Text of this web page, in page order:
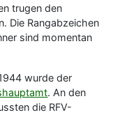
trugen den
Die Rangabzeichen
sind momentan
wurde der
. An den
die RFV-